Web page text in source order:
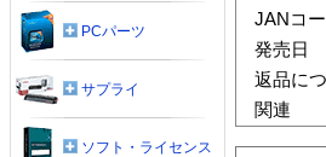
JANコ
発売日
返品に
関連
PCパーツ
サプライ
ソフト・ライセンス